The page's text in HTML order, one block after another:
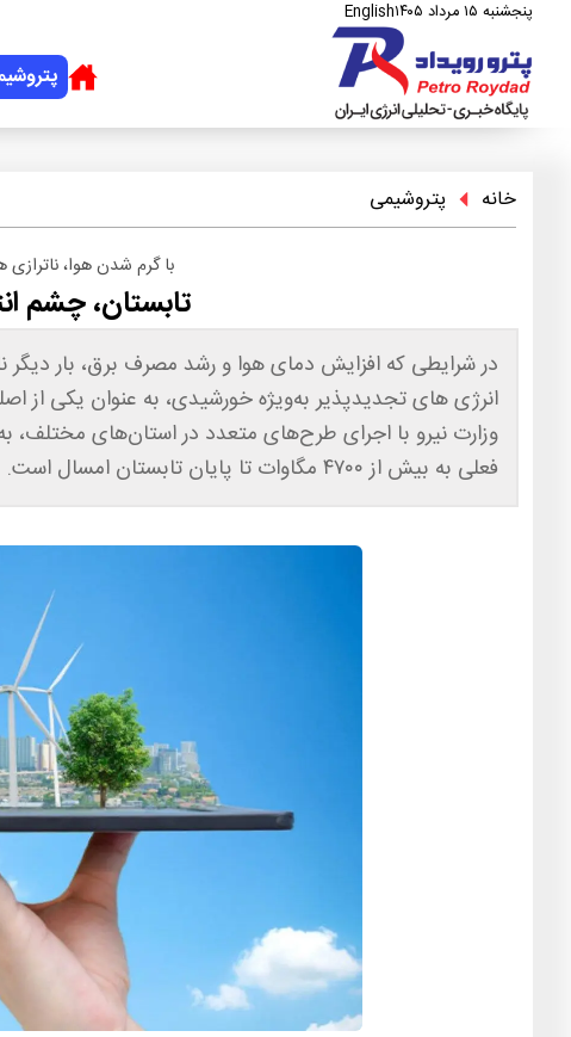
پنجشنبه ۱۵ مرداد ۱۴۰۵ English
خانه پتروشیمی
با گرم شدن هوا،
تابستان، چشم
در شرایطی که افزایش دمای هوا و رشد مصرف برق، بار
انرژی‌ های تجدیدپذیر به‌ویژه خورشیدی، به عنوان یکی از
فعلی به بیش از ۴۷۰۰ مگاوات تا پایان تابستان امسال است.